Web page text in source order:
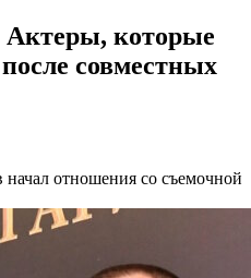
которые
совместных
начал отношения со съемочной